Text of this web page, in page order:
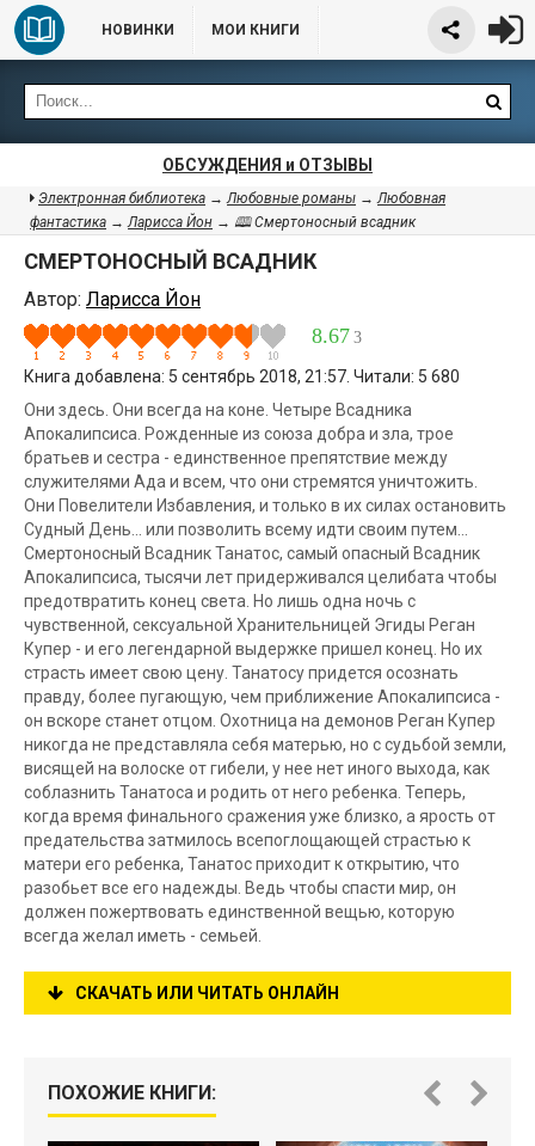
НОВИНКИ МОИ КНИГИ
ОБСУЖДЕНИЯ и ОТЗЫВЫ
Электронная библиотека →Любовные романы →Любовная
фантастика →Ларисса Йон → 🕮 Смертоносный всадник
СМЕРТОНОСНЫЙ ВСАДНИК
Автор: Ларисса Йон
8.67 3
Книга добавлена: 5 сентябрь 2018, 21:57. Читали: 5 680
Они здесь. Они всегда на коне. Четыре Всадника
Апокалипсиса. Рожденные из союза добра и зла, трое
братьев и сестра - единственное препятствие между
служителями Ада и всем, что они стремятся уничтожить.
Они Повелители Избавления, и только в их силах остановить
Судный День... или позволить всему идти своим путем...
Смертоносный Всадник Танатос, самый опасный Всадник
Апокалипсиса, тысячи лет придерживался целибата чтобы
предотвратить конец света. Но лишь одна ночь с
чувственной, сексуальной Хранительницей Эгиды Реган
Купер - и его легендарной выдержке пришел конец. Но их
страсть имеет свою цену. Танатосу придется осознать
правду, более пугающую, чем приближение Апокалипсиса -
он вскоре станет отцом. Охотница на демонов Реган Купер
никогда не представляла себя матерью, но с судьбой земли,
висящей на волоске от гибели, у нее нет иного выхода, как
соблазнить Танатоса и родить от него ребенка. Теперь,
когда время финального сражения уже близко, а ярость от
предательства затмилось всепоглощающей страстью к
матери его ребенка, Танатос приходит к открытию, что
разобьет все его надежды. Ведь чтобы спасти мир, он
должен пожертвовать единственной вещью, которую
всегда желал иметь - семьей.
СКАЧАТЬ ИЛИ ЧИТАТЬ ОНЛАЙН
ПОХОЖИЕ КНИГИ: